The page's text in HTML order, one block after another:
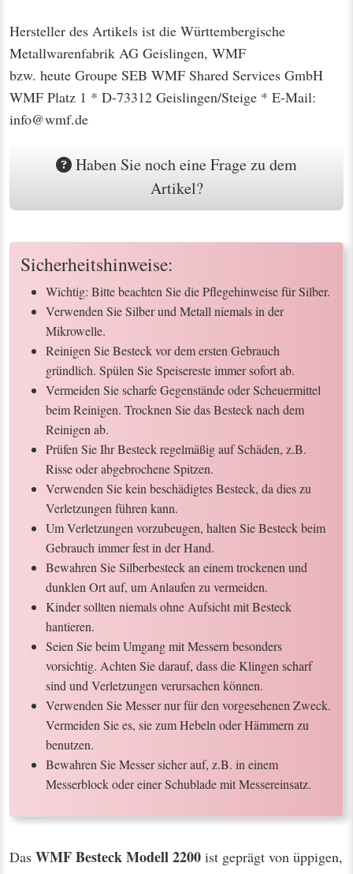
Hersteller des Artikels ist die Württembergische
Metallwarenfabrik AG Geislingen, WMF
bzw. heute Groupe SEB WMF Shared Services GmbH
WMF Platz 1 * D-73312 Geislingen/Steige * E-Mail:
info@wmf.de
Haben Sie noch eine Frage zu dem
Artikel?
Sicherheitshinweise:
Wichtig: Bitte beachten Sie die Pflegehinweise für Silber.
Verwenden Sie Silber und Metall niemals in der
Mikrowelle.
Reinigen Sie Besteck vor dem ersten Gebrauch
gründlich. Spülen Sie Speisereste immer sofort ab.
Vermeiden Sie scharfe Gegenstände oder Scheuermittel
beim Reinigen. Trocknen Sie das Besteck nach dem
Reinigen ab.
Prüfen Sie Ihr Besteck regelmäßig auf Schäden, z.B.
Risse oder abgebrochene Spitzen.
Verwenden Sie kein beschädigtes Besteck, da dies zu
Verletzungen führen kann.
Um Verletzungen vorzubeugen, halten Sie Besteck beim
Gebrauch immer fest in der Hand.
Bewahren Sie Silberbesteck an einem trockenen und
dunklen Ort auf, um Anlaufen zu vermeiden.
Kinder sollten niemals ohne Aufsicht mit Besteck
hantieren.
Seien Sie beim Umgang mit Messern besonders
vorsichtig. Achten Sie darauf, dass die Klingen scharf
sind und Verletzungen verursachen können.
Verwenden Sie Messer nur für den vorgesehenen Zweck.
Vermeiden Sie es, sie zum Hebeln oder Hämmern zu
benutzen.
Bewahren Sie Messer sicher auf, z.B. in einem
Messerblock oder einer Schublade mit Messereinsatz.
Das WMF Besteck Modell 2200 ist geprägt von üppigen,